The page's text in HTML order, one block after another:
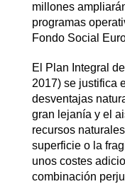
millones
programas
Fondo Social
El Plan Integral
2017) se justifica
desventajas
gran lejanía y el
recursos
superficie o la
unos costes
combinación